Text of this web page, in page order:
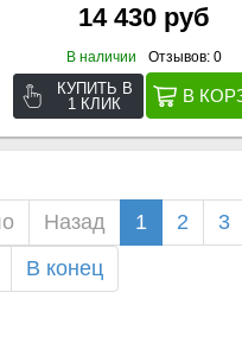
14 430 руб
В наличии Отзывов: 0
КУПИТЬ В
1 КЛИК
Назад 1 2 3
В конец